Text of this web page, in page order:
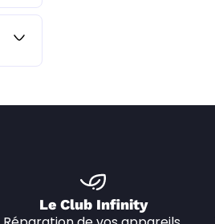
Le Club Infinity